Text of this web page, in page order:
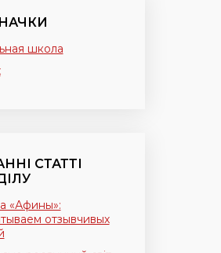
школа
СТАТТІ
«Афины»:
отзывчивых